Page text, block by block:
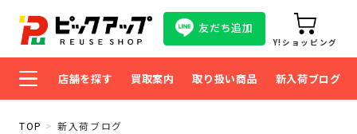
友だち追加
Y!ショッピング
店舗を探す 買取案内 取り扱い商品 新入荷ブログ
TOP 新入荷ブログ